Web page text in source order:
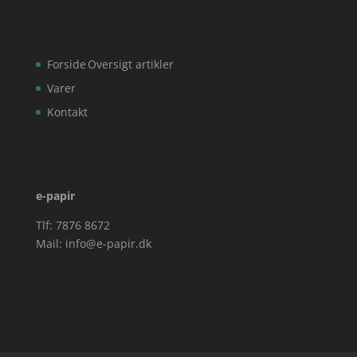
Forside
Varer
Kontakt
Oversigt artikler
e-papir
Tlf: 7876 8672
Mail: info@e-papir.dk